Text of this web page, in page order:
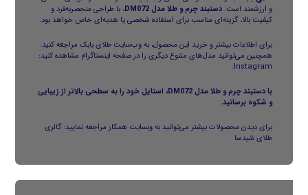
و ارزشمند است.دستبند چرم و طلامدل DM072
، با طراحی منحصربه‌فرد و
کیفیت بالا، گزینه‌ای مناسب برای استفاده شخصی یا هدیه‌ای خاص خواهد بود.
برای اطلاعات بیشتر و خرید این محصول، به وب‌سایتطلای بابک مراجعه کنید.
همچنین می‌توانید مدل‌های متنوع دیگری را در صفحه اینستاگرام مشاهده کنید:
Instagram
.
بادستبند چرم و طلا
مدل DM072، استایل خود را به سطحی بالاتر از زیبایی
و شکوه برسانید.
برای دیدن محصولات بیشتر می‌توانید به وبسایت همکار مراجعه نمایید:گالری
طلای شیدسا